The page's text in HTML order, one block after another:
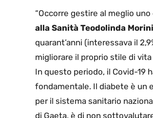
“Occorre gestire al meglio
alla Sanità Teodolinda
quarant’anni (interessava il
migliorare il proprio stile di
In questo periodo, il Covid-19
fondamentale. Il diabete è un
per il sistema sanitario
di Gaeta, è di non